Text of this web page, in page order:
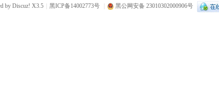
by Discuz! X3.5 黑ICP备14002773号 黑公网安备 23010302000906号